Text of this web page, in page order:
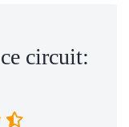
circuit: